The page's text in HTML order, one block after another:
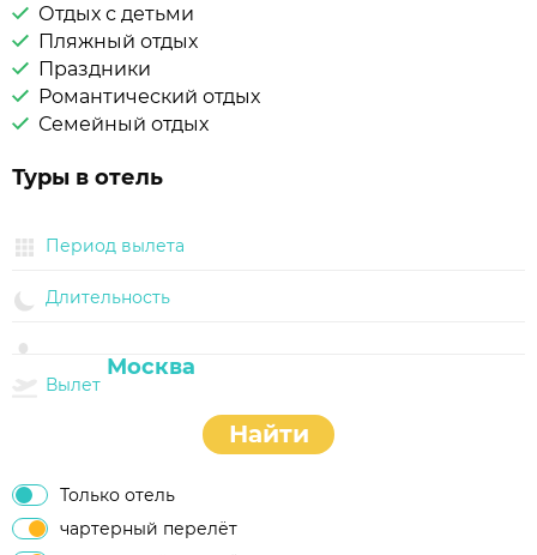
Отдых с детьми
Пляжный отдых
Праздники
Романтический отдых
Семейный отдых
Туры в отель
Период вылета
Длительность
Вылет
Найти
Только отель
чартерный перелёт